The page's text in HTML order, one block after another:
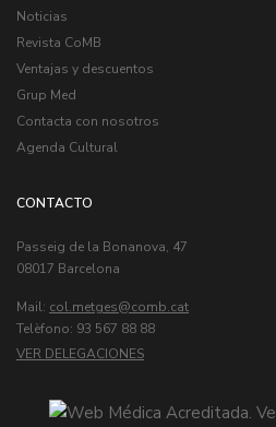
Noticias
Revista CoMB
Ventajas y descuentos
Grup Med
Contacta con nosotros
Agenda Cultural
CONTACTO
Passeig de la Bonanova, 47
08017 Barcelona
Mail: col.metges
Telèfono: 93 567 88 88
VER DELEGACIONES